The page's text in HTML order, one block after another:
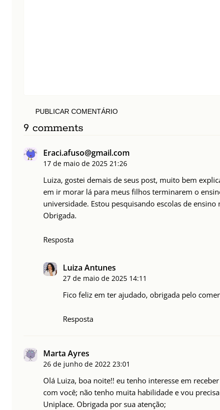
PUBLICAR COMENTÁRIO
9 comments
Eraci.afuso@gmail.com
17 de maio de 2025 21:26
Luiza, gostei demais de seus post, muito bem
em ir morar lá para meus filhos terminarem o
universidade. Estou pesquisando escolas de
Obrigada.
Resposta
Luiza Antunes
27 de maio de 2025 14:11
Fico feliz em ter ajudado, obrigada pelo
Resposta
Marta Ayres
26 de junho de 2022 23:01
Olá Luiza, boa noite!! eu tenho interesse em
com você; não tenho muita habilidade e vou
Uniplace. Obrigada por sua atenção;